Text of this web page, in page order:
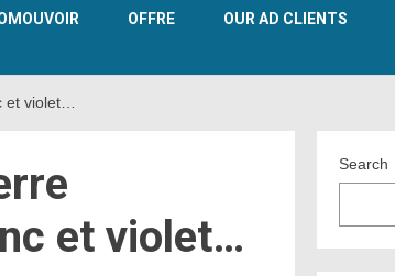
OFFRE OUR AD CLIENTS
et violet…
et violet…
Search